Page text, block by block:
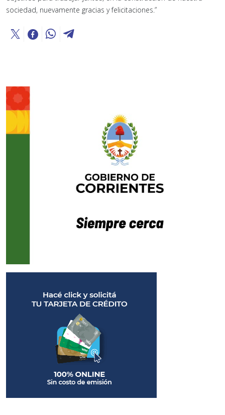
sociedad, nuevamente gracias y felicitaciones.”